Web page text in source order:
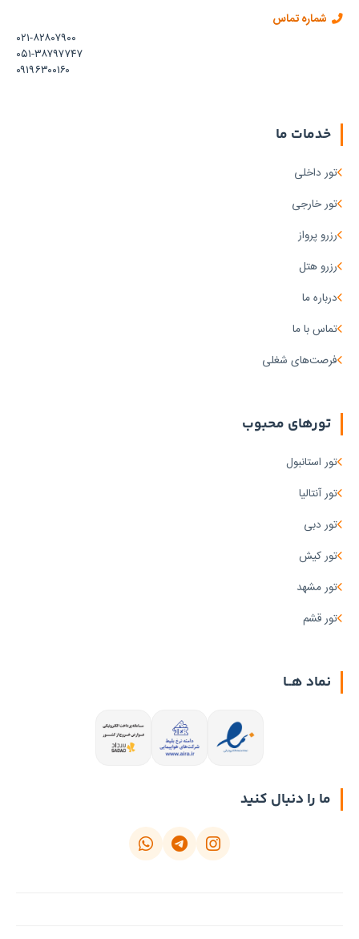
شماره تماس
۰۲۱-۸۲۸۰۷۹۰۰
۰۵۱-۳۸۷۹۷۷۴۷
۰۹۱۹۶۳۰۰۱۶۰
خدمات ما
تور داخلی
تور خارجی
رزرو پرواز
رزرو هتل
درباره ما
تماس با ما
فرصت‌های شغلی
تورهای محبوب
تور استانبول
تور آنتالیا
تور دبی
تور کیش
تور مشهد
تور قشم
نماد هــا
ما را دنبال کنید